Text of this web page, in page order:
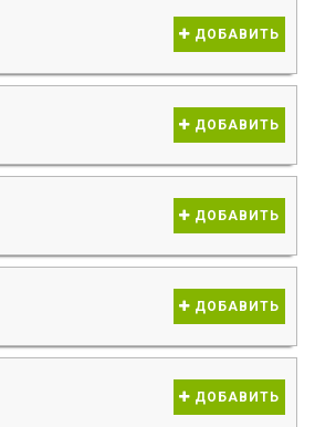
ДОБАВИТЬ
ДОБАВИТЬ
ДОБАВИТЬ
ДОБАВИТЬ
ДОБАВИТЬ